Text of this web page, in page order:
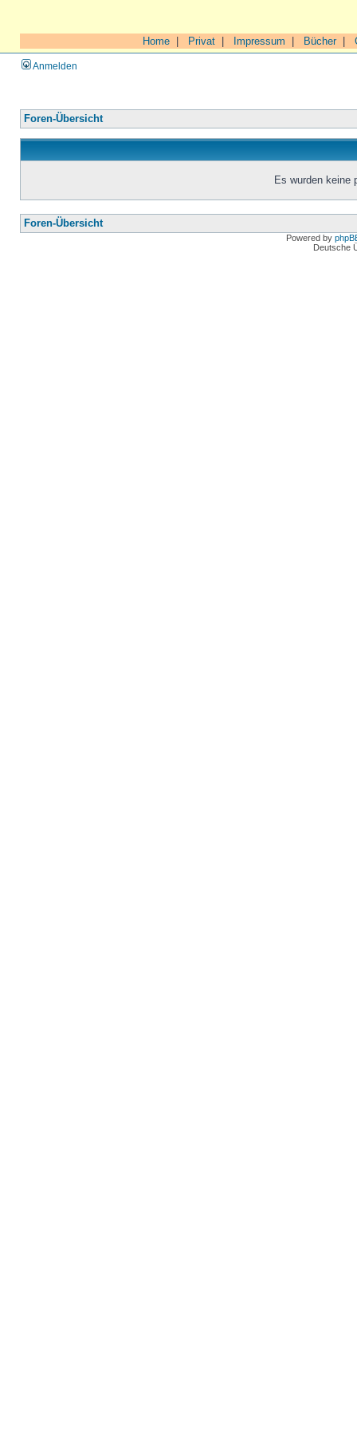
Home Privat Impressum Bücher|
Anmelden
Foren-Übersicht
Es wurden keine
Foren-Übersicht
Powered by
Deutsche